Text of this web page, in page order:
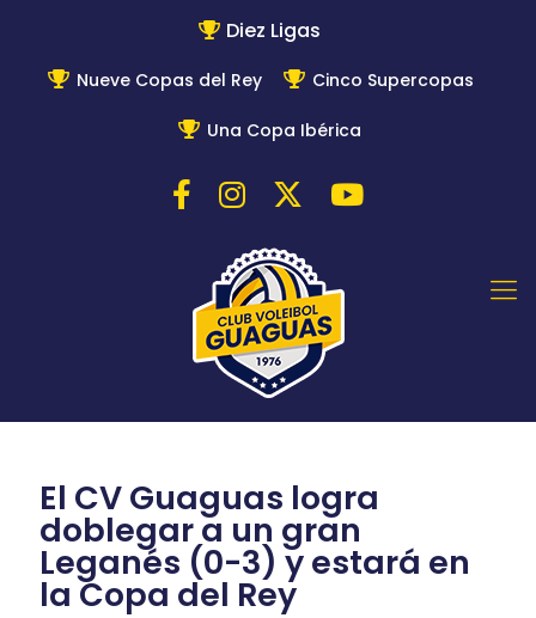
Diez Ligas
Nueve Copas del Rey Cinco Supercopas
Una Copa Ibérica
El CV Guaguas logra
doblegar a un gran
Leganés (0-3) y estará en
la Copa del Rey